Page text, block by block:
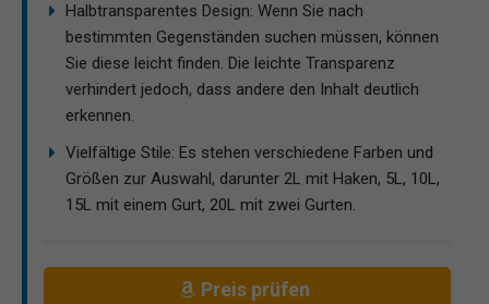
Halbtransparentes Design: Wenn Sie nach
bestimmten Gegenständen suchen müssen, können
Sie diese leicht finden. Die leichte Transparenz
verhindert jedoch, dass andere den Inhalt deutlich
erkennen.
Vielfältige Stile: Es stehen verschiedene Farben und
Größen zur Auswahl, darunter 2L mit Haken, 5L, 10L,
15L mit einem Gurt, 20L mit zwei Gurten.
Preis prüfen